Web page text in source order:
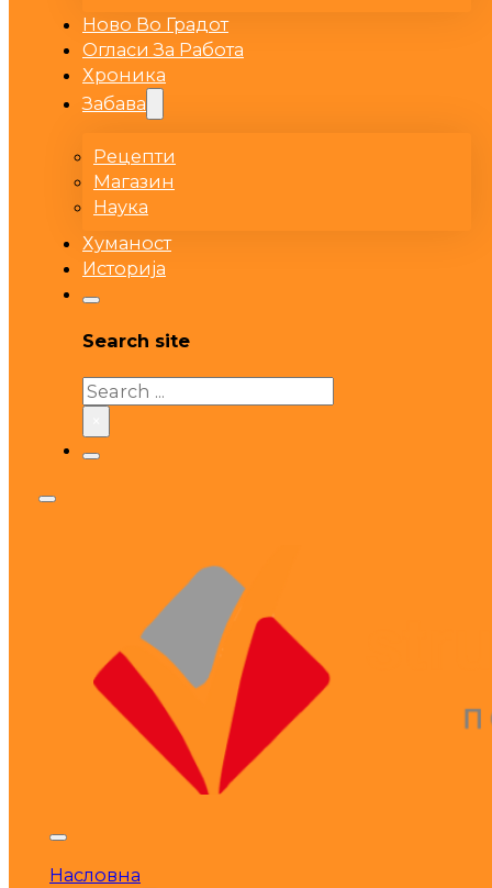
Ново Во Градот
Огласи За Работа
Хроника
Забава
Рецепти
Магазин
Наука
Хуманост
Историја
Search site
Search
Насловна